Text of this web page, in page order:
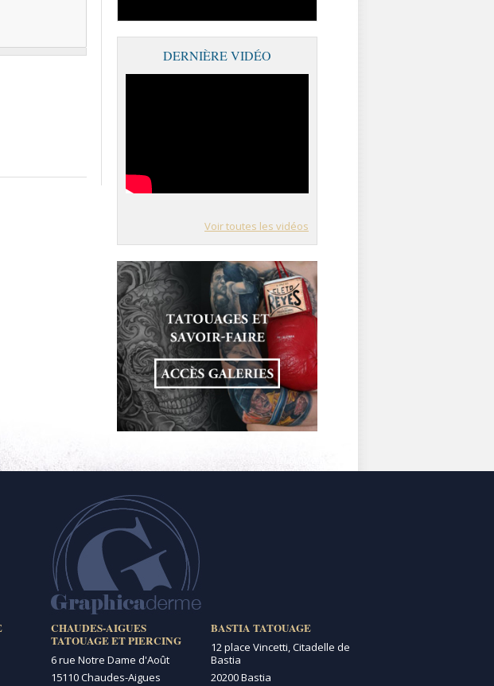
DERNIÈRE VIDÉO
Voir toutes les vidéos
CHAUDES-AIGUES
TATOUAGE ET PIERCING
6 rue Notre Dame d'Août
15110 Chaudes-Aigues
BASTIA TATOUAGE
12 place Vincetti, Citadelle de
Bastia
20200 Bastia